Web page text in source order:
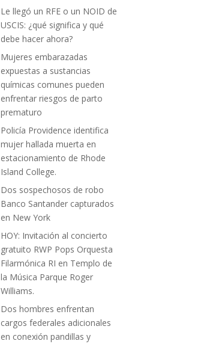
Le llegó un RFE o un NOID de
USCIS: ¿qué significa y qué
debe hacer ahora?
Mujeres embarazadas
expuestas a sustancias
químicas comunes pueden
enfrentar riesgos de parto
prematuro
Policía Providence identifica
mujer hallada muerta en
estacionamiento de Rhode
Island College.
Dos sospechosos de robo
Banco Santander capturados
en New York
HOY: Invitación al concierto
gratuito RWP Pops Orquesta
Filarmónica RI en Templo de
la Música Parque Roger
Williams.
Dos hombres enfrentan
cargos federales adicionales
en conexión pandillas y